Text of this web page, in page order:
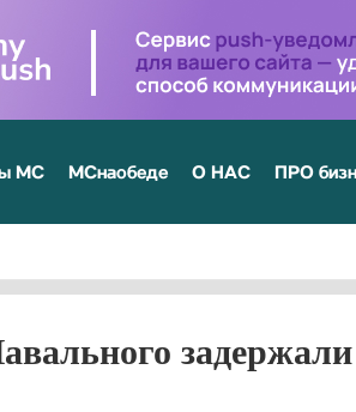
МС МСнаобеде О НАС ПРО
задержали